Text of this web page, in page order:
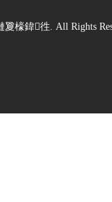
檺鍏徃. All Rights